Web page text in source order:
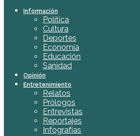
Información
Política
Cultura
Deportes
Economía
Educación
Sanidad
Opinión
Entretenimiento
Relatos
Prólogos
Entrevistas
Reportajes
Infografías